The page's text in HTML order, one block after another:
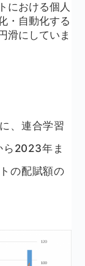
における個人
・自動化する
滑にしていま
、連合学習
ら2023年ま
の配賦額の